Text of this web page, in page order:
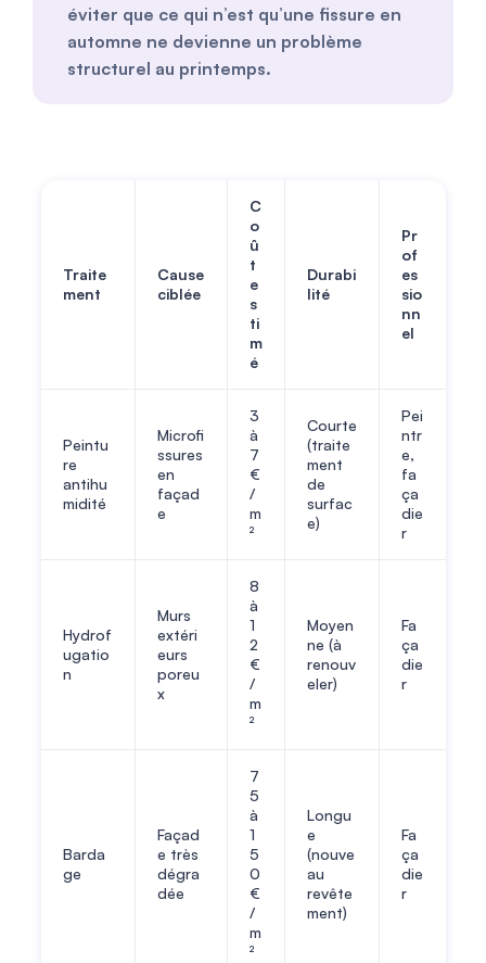
éviter que ce qui n’est qu’une fissure en
automne ne devienne un problème
structurel au printemps.
Traite
ment
Cause
ciblée
C
o
û
t
e
s
ti
m
é
Durabi
lité
Pr
of
es
sio
nn
el
Peintu
re
antihu
midité
Microfi
ssures
en
façad
e
3
à
7
€
/
m
²
Courte
(traite
ment
de
surfac
e)
Pei
ntr
e,
fa
ça
die
r
Hydrof
ugatio
n
Murs
extéri
eurs
poreu
x
8
à
1
2
€
/
m
²
Moyen
ne (à
renouv
eler)
Fa
ça
die
r
Barda
ge
Façad
e très
dégra
dée
7
5
à
1
5
0
€
/
m
²
Longu
e
(nouve
au
revête
ment)
Fa
ça
die
r